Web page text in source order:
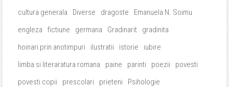
cultura generala
Diverse dragoste
Emanuela N. Soimu
engleza
fictiune germana Gradinarit
gradinita
hoinari prin anotimpuri
ilustratii istorie
iubire
limba si literaratura romana
paine parinti poezii
povesti
povesti copii
prescolari prieteni
Psihologie